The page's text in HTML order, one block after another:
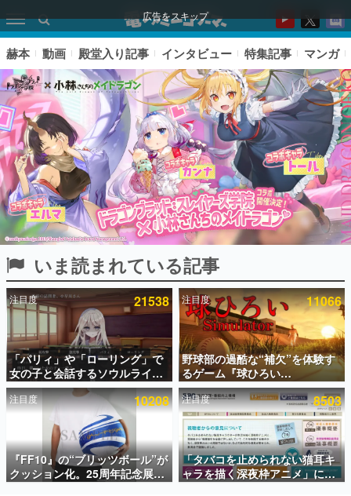
広告をスキップ
ピックアップ
電ファミのいま読まれている記事ランキング
アプリセール情報
インタビュー
連載・特集一覧
殿堂入り記事
SNS拡散数が数千以上！ ページビュー数万以上！ などな
ど。多くの人々に読まれた、電ファミ渾身の“殿堂入り”記
事をまとめました。
赫本 動画 殿堂入り記事 インタビュー 特集記事 マンガ
いま読まれている記事
注目度 21538
「パリィ」や「ローリング」で
女の子と会話するソウルライク
恋愛ゲーム『小早川さんはソウ
ルライク』無料公開。返事に失
敗すると「YOU DIED」
注目度 11066
野球部の過酷な“補欠”を体験す
るゲーム『球ひろい
Simulator』が「1件」のウィッ
シュリストをもとにチェコ語に
対応しSNSで話題に。『キング
ダム・カム』開発元やチェコの
プロ野球選手から称賛の声
注目度 10208
『FF10』の“ブリッツボール”が
クッション化。25周年記念展
「FINAL FANTASY X
注目度 8503
「タバコを止められない猫耳キ
ャラを描く深夜枠アニメ」に視
聴者の一部から批判意見。違法